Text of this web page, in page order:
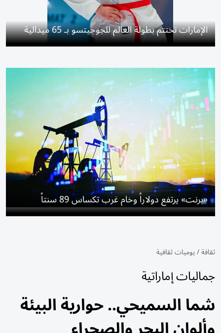
الإمارات تختتم بطولة العالم للجوجيتسو بـ 65 ميدالية
«برنت» يرتفع دولاراً وخام ​غرب تكساس 89 سنتاً
ثقافة/يوميات ثقافية
جماليات إماراتية
شما السميحي.. حوارية البيئة